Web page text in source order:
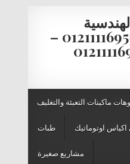
والتغليف الحديث 01211116954 – 01211116955 –
ماكينات التعبئة والتغليف
طبات اوتوماتيك
مشاريع صغيرة